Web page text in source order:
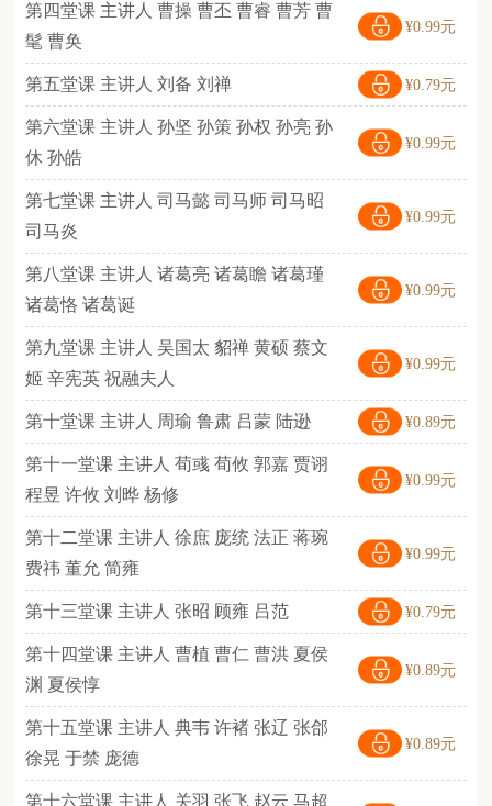
¥0.99元
第四堂课 主讲人 曹操 曹丕 曹睿 曹芳 曹
髦 曹奂
¥0.79元
第五堂课 主讲人 刘备 刘禅
¥0.99元
第六堂课 主讲人 孙坚 孙策 孙权 孙亮 孙
休 孙皓
¥0.99元
第七堂课 主讲人 司马懿 司马师 司马昭
司马炎
¥0.99元
第八堂课 主讲人 诸葛亮 诸葛瞻 诸葛瑾
诸葛恪 诸葛诞
¥0.99元
第九堂课 主讲人 吴国太 貂禅 黄硕 蔡文
姬 辛宪英 祝融夫人
¥0.89元
第十堂课 主讲人 周瑜 鲁肃 吕蒙 陆逊
¥0.99元
第十一堂课 主讲人 荀彧 荀攸 郭嘉 贾诩
程昱 许攸 刘晔 杨修
¥0.99元
第十二堂课 主讲人 徐庶 庞统 法正 蒋琬
费祎 董允 简雍
¥0.79元
第十三堂课 主讲人 张昭 顾雍 吕范
¥0.89元
第十四堂课 主讲人 曹植 曹仁 曹洪 夏侯
渊 夏侯惇
¥0.89元
第十五堂课 主讲人 典韦 许褚 张辽 张郃
徐晃 于禁 庞德
第十六堂课 主讲人 关羽 张飞 赵云 马超